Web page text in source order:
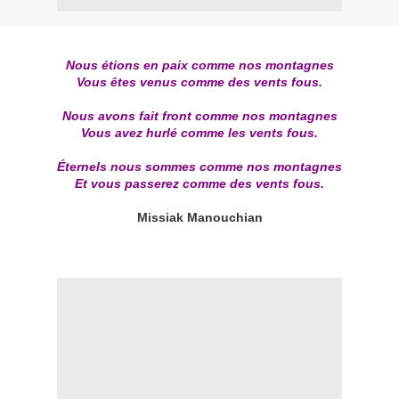
Nous étions en paix comme nos montagnes
Vous êtes venus comme des vents fous.
Nous avons fait front comme nos montagnes
Vous avez hurlé comme les vents fous.
Éternels nous sommes comme nos montagnes
Et vous passerez comme des vents fous.
Missiak Manouchian